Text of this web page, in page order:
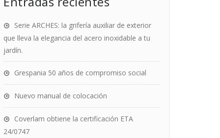
Serie ARCHES: la grifería auxiliar de exterior
que lleva la elegancia del acero inoxidable a tu
jardín.
Grespania 50 años de compromiso social
Nuevo manual de colocación
Coverlam obtiene la certificación ETA
24/0747